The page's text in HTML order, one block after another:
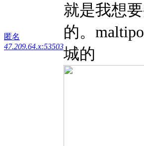
匿名
47.209.64.x:53503
就是我想
的。
城的